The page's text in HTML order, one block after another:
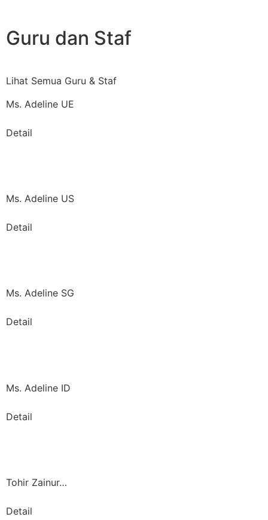
Guru dan Staf
Lihat Semua Guru & Staf
Ms. Adeline UE
Detail
Ms. Adeline US
Detail
Ms. Adeline SG
Detail
Ms. Adeline ID
Detail
Tohir Zainur…
Detail